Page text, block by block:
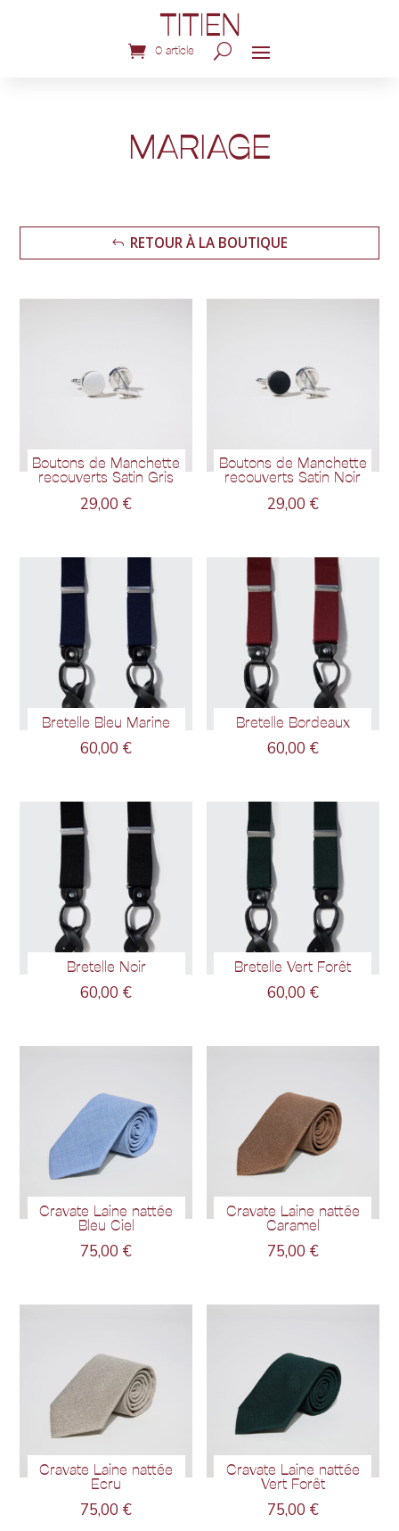
0 article
MARIAGE
RETOUR À LA BOUTIQUE
Boutons de Manchette
recouverts Satin Gris
29,00 €
Boutons de Manchette
recouverts Satin Noir
29,00 €
Bretelle Bleu Marine
60,00 €
Bretelle Bordeaux
60,00 €
Bretelle Noir
60,00 €
Bretelle Vert Forêt
60,00 €
Cravate Laine nattée
Bleu Ciel
75,00 €
Cravate Laine nattée
Caramel
75,00 €
Cravate Laine nattée
Ecru
75,00 €
Cravate Laine nattée
Vert Forêt
75,00 €